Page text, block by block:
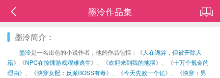
墨泠作品集
墨泠简介：
墨泠是一名出色的小说作者，他的作品包括：《 人在诡异，但被开除人
籍》《NPC在惊悚游戏艰难逃生》、《欢迎来到我的地狱》、《十万个氪金的
理由》、《快穿女配：反派BOSS有毒》、《今天先败一个亿》、《快穿：男